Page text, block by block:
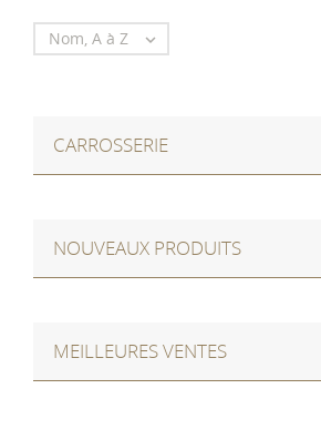
CARROSSERIE
NOUVEAUX PRODUITS
MEILLEURES VENTES
Nom, A à Z 